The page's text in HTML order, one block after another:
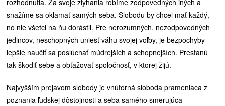
rozhodnutia. Za svoje zlyhania robíme zodpovedných iných a
snažíme sa oklamať samých seba. Slobodu by chcel mať každý,
no nie všetci na ňu dorástli. Pre nerozumných, nezodpovedných
jedincov, neschopných uniesť váhu svojej voľby, je bezpochyby
lepšie naučiť sa poslúchať múdrejších a schopnejších. Prestanú
tak škodiť sebe a obťažovať spoločnosť, v ktorej žijú.
Najvyšším prejavom slobody je vnútorná sloboda prameniaca z
poznania ľudskej dôstojnosti a seba samého smerujúca